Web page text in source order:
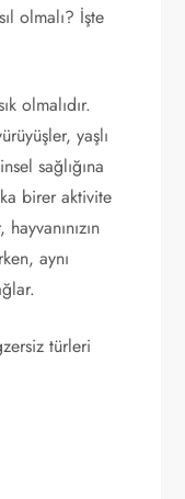
olmalı? İşte
olmalıdır.
yaşlı
sağlığına
birer aktivite
aynı
türleri